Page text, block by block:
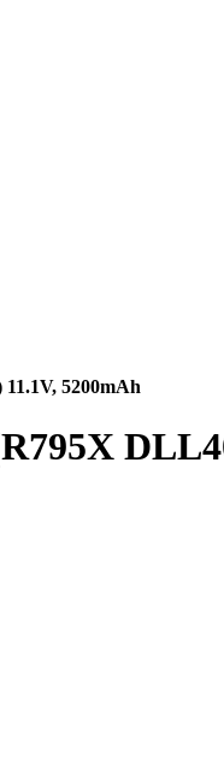
5200mAh